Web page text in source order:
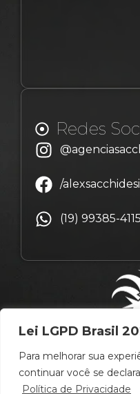
Lei LGPD Brasil
Para melhorar sua
continuar você se
Política de Privacidade
Redes
/
(19) 99385-4115